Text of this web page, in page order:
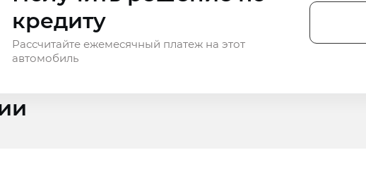
кредиту
Рассчитайте ежемесячный платеж на этот
автомобиль